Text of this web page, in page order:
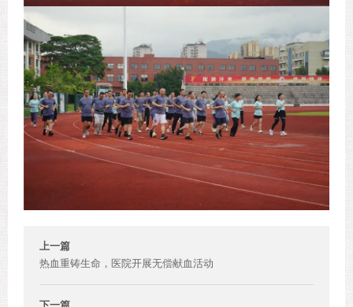
上一篇
热血重铸生命，医院开展无偿献血活动